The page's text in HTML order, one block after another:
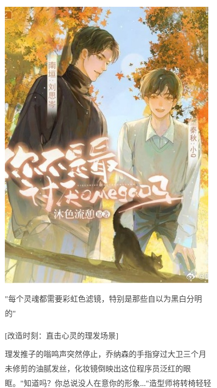
"每个灵魂都需要彩虹色滤镜，特别是那些自以为黑白分明
的"
[改造时刻：直击心灵的理发场景]
理发推子的嗡鸣声突然停止，乔纳森的手指穿过大卫三个月
未修剪的油腻发丝，化妆镜倒映出这位程序员泛红的眼
眶。"知道吗？你总说没人在意你的形象..."造型师将转椅轻轻